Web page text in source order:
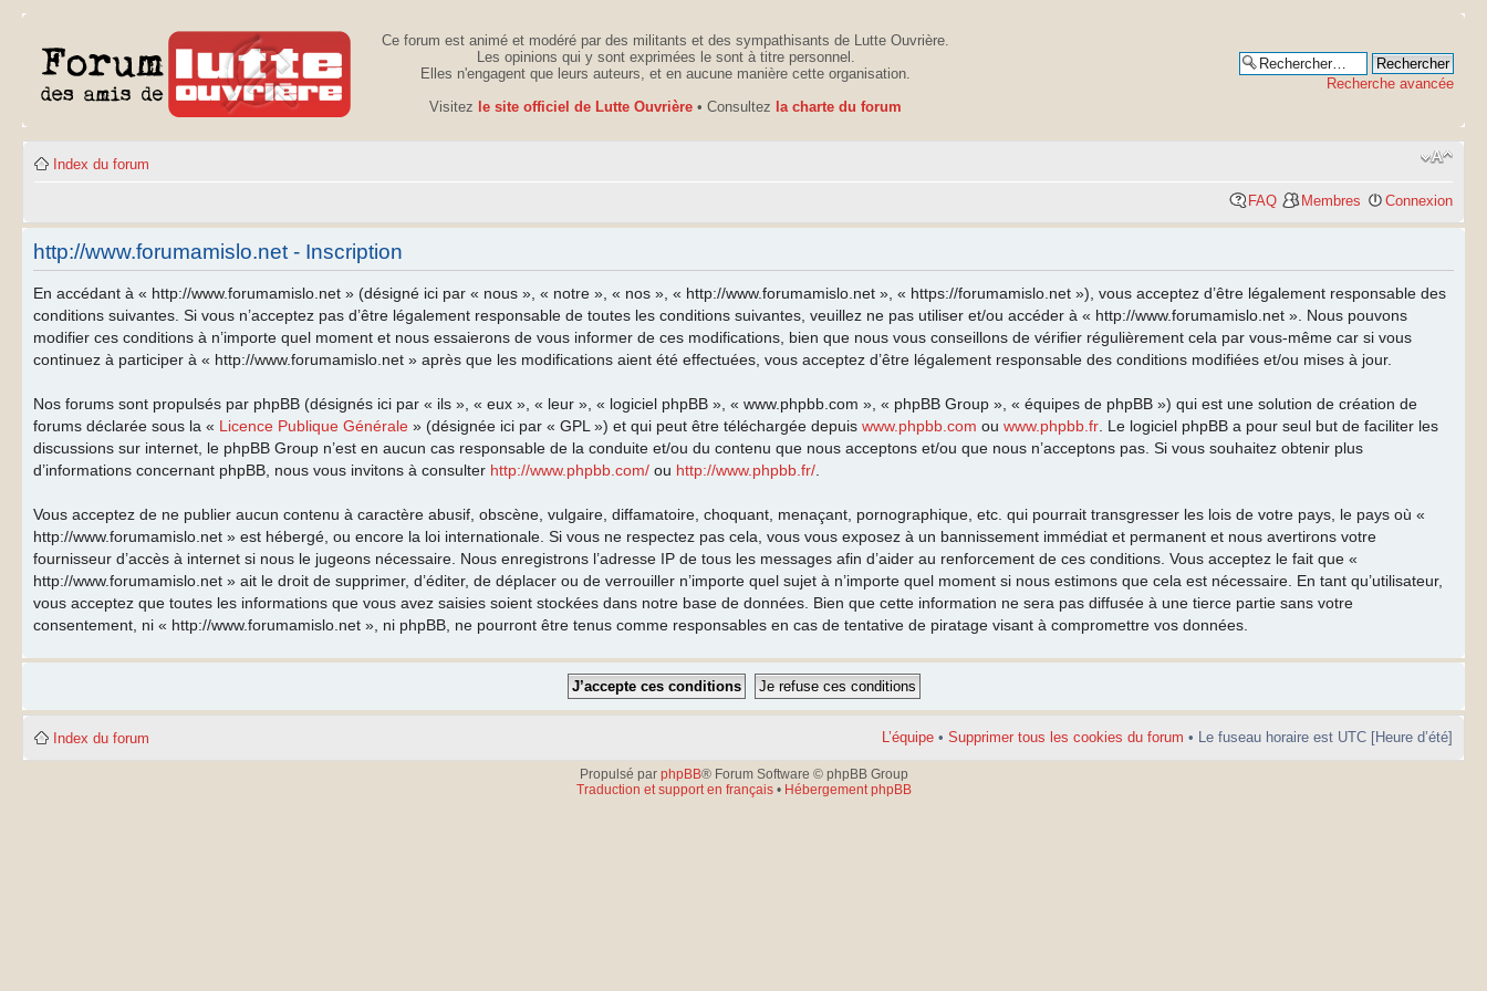
Ce forum est animé et modéré par des militants et des sympathisants de Lutte Ouvrière.
Les opinions qui y sont exprimées le sont à titre personnel.
Elles n'engagent que leurs auteurs, et en aucune manière cette organisation.
Visitez le site officiel de Lutte Ouvrière • Consultez la charte du forum
Recherche avancée
Index du forum
FAQ Membres Connexion
http://www.forumamislo.net - Inscription
En accédant à « http://www.forumamislo.net » (désigné ici par « nous », « notre », « nos », « http://www.forumamislo.net », « https://forumamislo.net »), vous acceptez d’être légalement responsable des
conditions suivantes. Si vous n’acceptez pas d’être légalement responsable de toutes les conditions suivantes, veuillez ne pas utiliser et/ou accéder à « http://www.forumamislo.net ». Nous pouvons
modifier ces conditions à n’importe quel moment et nous essaierons de vous informer de ces modifications, bien que nous vous conseillons de vérifier régulièrement cela par vous-même car si vous
continuez à participer à « http://www.forumamislo.net » après que les modifications aient été effectuées, vous acceptez d’être légalement responsable des conditions modifiées et/ou mises à jour.
Nos forums sont propulsés par phpBB (désignés ici par « ils », « eux », « leur », « logiciel phpBB », « www.phpbb.com », « phpBB Group », « équipes de phpBB ») qui est une solution de création de
forums déclarée sous la « Licence Publique Générale » (désignée ici par « GPL ») et qui peut être téléchargée depuis www.phpbb.com ou www.phpbb.fr . Le logiciel phpBB a pour seul but de faciliter les
discussions sur internet, le phpBB Group n’est en aucun cas responsable de la conduite et/ou du contenu que nous acceptons et/ou que nous n’acceptons pas. Si vous souhaitez obtenir plus
d’informations concernant phpBB, nous vous invitons à consulter http://www.phpbb.com/ ou http://www.phpbb.fr/
Vous acceptez de ne publier aucun contenu à caractère abusif, obscène, vulgaire, diffamatoire, choquant, menaçant, pornographique, etc. qui pourrait transgresser les lois de votre pays, le pays où «
http://www.forumamislo.net » est hébergé, ou encore la loi internationale. Si vous ne respectez pas cela, vous vous exposez à un bannissement immédiat et permanent et nous avertirons votre
fournisseur d’accès à internet si nous le jugeons nécessaire. Nous enregistrons l’adresse IP de tous les messages afin d’aider au renforcement de ces conditions. Vous acceptez le fait que «
http://www.forumamislo.net » ait le droit de supprimer, d’éditer, de déplacer ou de verrouiller n’importe quel sujet à n’importe quel moment si nous estimons que cela est nécessaire. En tant qu’utilisateur,
vous acceptez que toutes les informations que vous avez saisies soient stockées dans notre base de données. Bien que cette information ne sera pas diffusée à une tierce partie sans votre
consentement, ni « http://www.forumamislo.net », ni phpBB, ne pourront être tenus comme responsables en cas de tentative de piratage visant à compromettre vos données.
Index du forum L’équipe • Supprimer tous les cookies du forum • Le fuseau horaire est UTC [Heure d’été]
Propulsé par phpBB® Forum Software © phpBB Group
Traduction et support en français• Hébergement phpBB